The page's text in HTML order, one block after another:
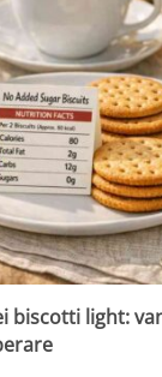
biscotti light: